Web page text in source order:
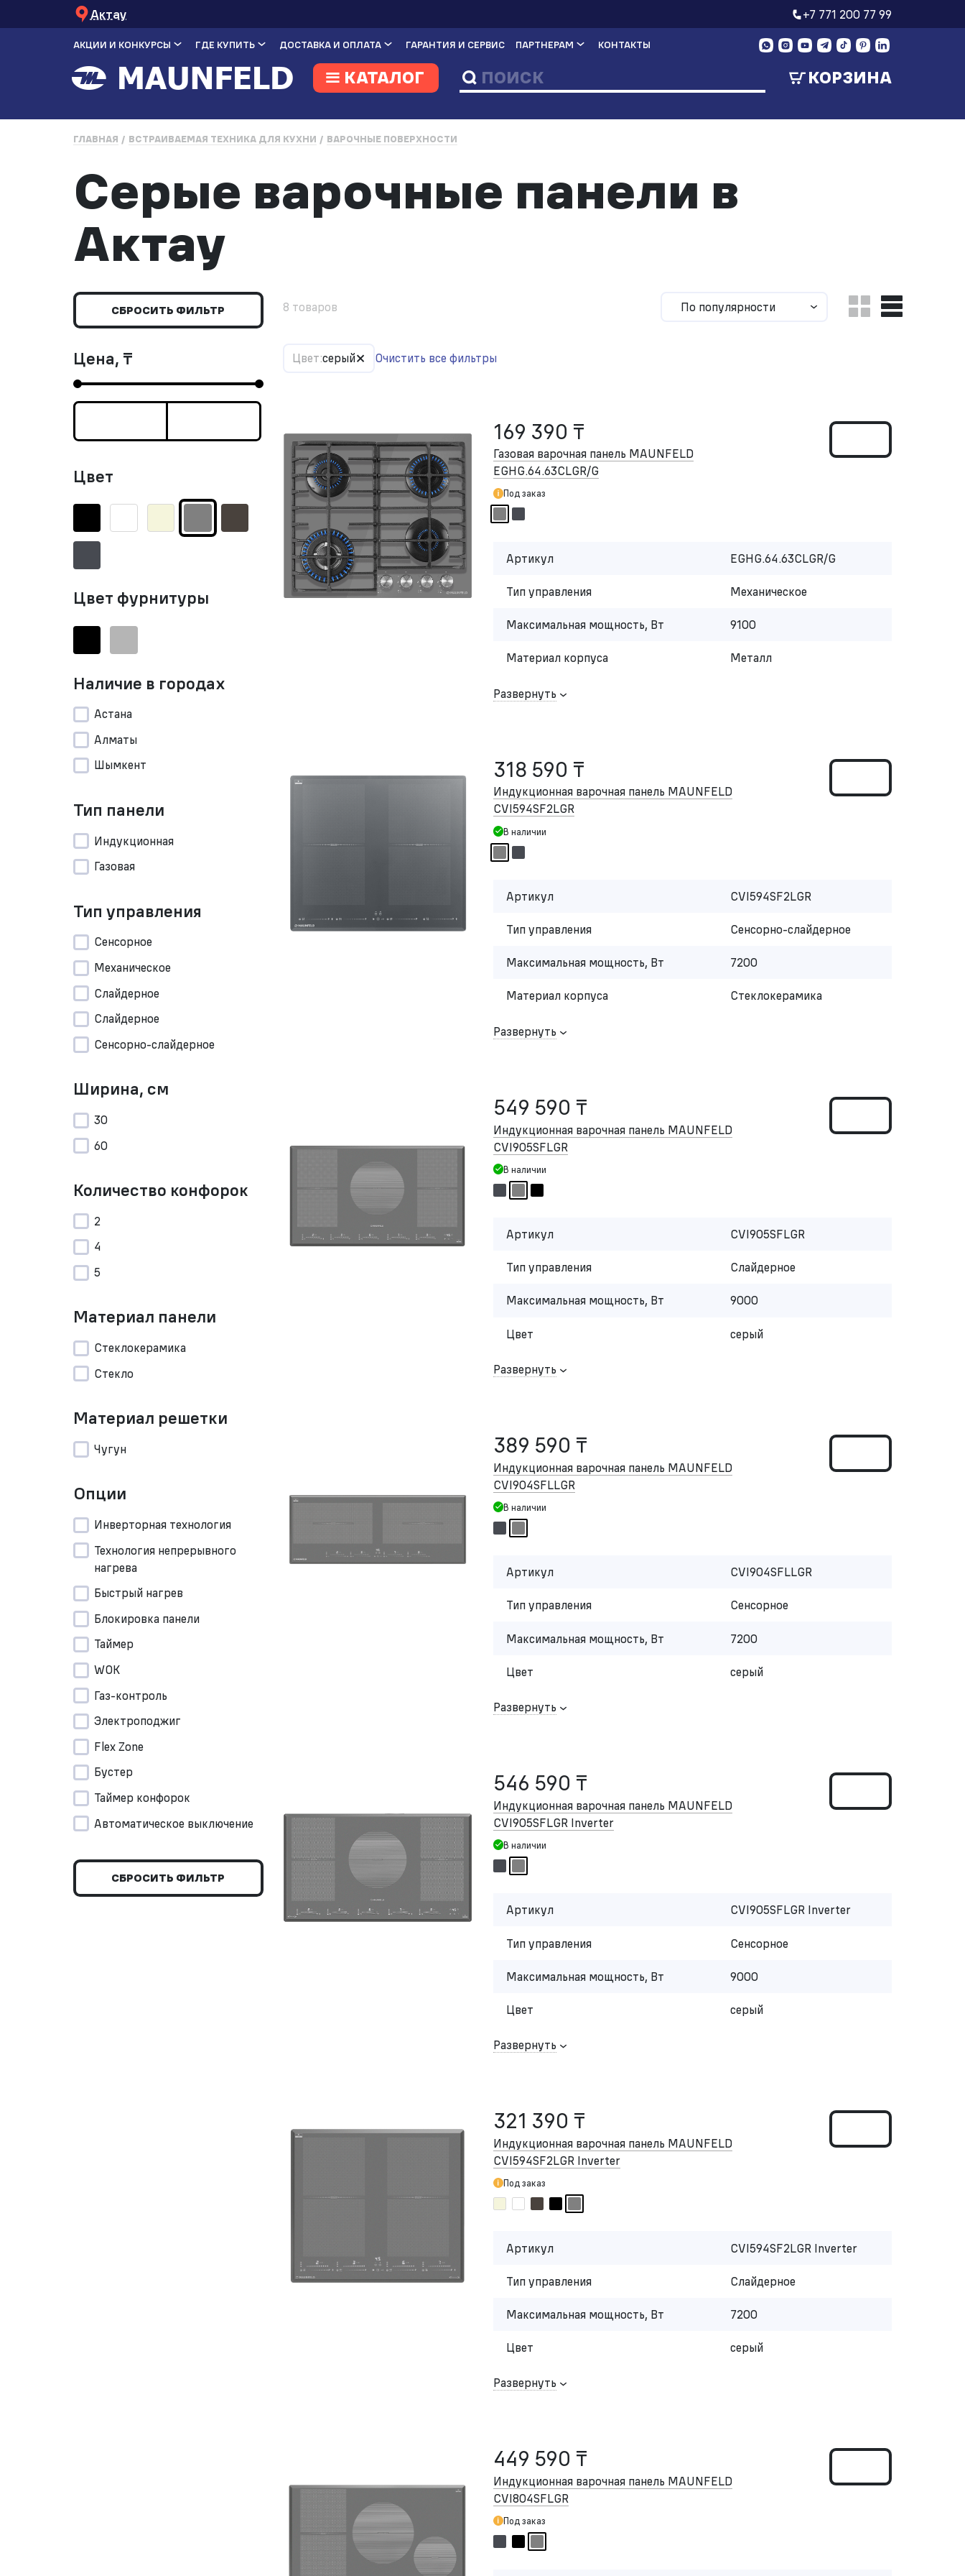
Актау +7 771 200 77 99
АКЦИИ И КОНКУРСЫ ГДЕ КУПИТЬ ДОСТАВКА И ОПЛАТА ГАРАНТИЯ И СЕРВИС ПАРТНЕРАМ КОНТАКТЫ
КАТАЛОГ КОРЗИНА
ГЛАВНАЯ ВСТРАИВАЕМАЯ ТЕХНИКА ДЛЯ КУХНИ ВАРОЧНЫЕ ПОВЕРХНОСТИ
Серые варочные панели в
Актау
СБРОСИТЬ ФИЛЬТР
Цена, ₸
Цвет
Цвет фурнитуры
Наличие в городах
Астана
Алматы
Шымкент
Тип панели
Индукционная
Газовая
Тип управления
Сенсорное
Механическое
Слайдерное
Слайдерное
Сенсорно-слайдерное
Ширина, см
30
60
Количество конфорок
2
4
5
Материал панели
Стеклокерамика
Стекло
Материал решетки
Чугун
Опции
Инверторная технология
Технология непрерывного
нагрева
Быстрый нагрев
Блокировка панели
Таймер
WOK
Газ-контроль
Электроподжиг
Flex Zone
Бустер
Таймер конфорок
Автоматическое выключение
СБРОСИТЬ ФИЛЬТР
8 товаров По популярности
Цвет:серый× Очистить все фильтры
169 390 ₸
Газовая варочная панель MAUNFELD
EGHG.64.63CLGR/G
Под заказ
Артикул EGHG.64.63CLGR/G
Тип управления Механическое
Максимальная мощность, Вт 9100
Материал корпуса Металл
Развернуть
318 590 ₸
Индукционная варочная панель MAUNFELD
CVI594SF2LGR
В наличии
Артикул CVI594SF2LGR
Тип управления Сенсорно-слайдерное
Максимальная мощность, Вт 7200
Материал корпуса Стеклокерамика
Развернуть
549 590 ₸
Индукционная варочная панель MAUNFELD
CVI905SFLGR
В наличии
Артикул CVI905SFLGR
Тип управления Слайдерное
Максимальная мощность, Вт 9000
Цвет серый
Развернуть
389 590 ₸
Индукционная варочная панель MAUNFELD
CVI904SFLLGR
В наличии
Артикул CVI904SFLLGR
Тип управления Сенсорное
Максимальная мощность, Вт 7200
Цвет серый
Развернуть
546 590 ₸
Индукционная варочная панель MAUNFELD
CVI905SFLGR Inverter
В наличии
Артикул CVI905SFLGR Inverter
Тип управления Сенсорное
Максимальная мощность, Вт 9000
Цвет серый
Развернуть
321 390 ₸
Индукционная варочная панель MAUNFELD
CVI594SF2LGR Inverter
Под заказ
Артикул CVI594SF2LGR Inverter
Тип управления Слайдерное
Максимальная мощность, Вт 7200
Цвет серый
Развернуть
449 590 ₸
Индукционная варочная панель MAUNFELD
CVI804SFLGR
Под заказ